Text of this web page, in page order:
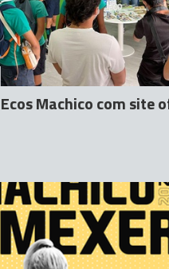
Machico com site